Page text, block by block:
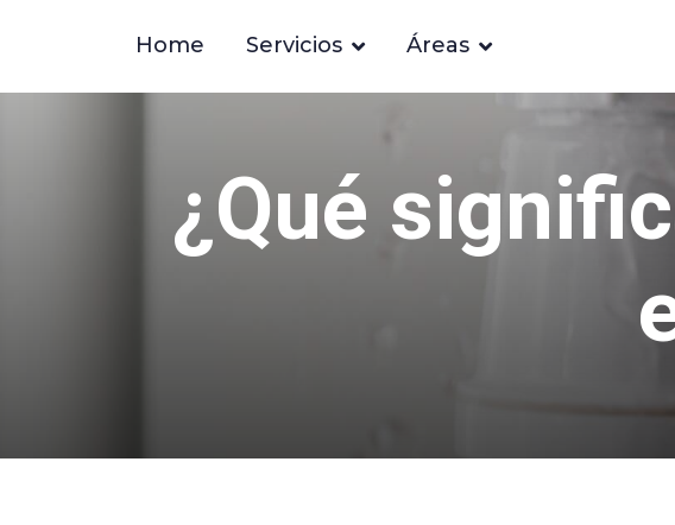
Home Servicios Áreas
¿Qué